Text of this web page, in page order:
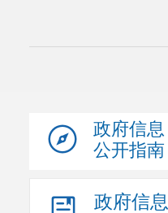
政府信息
公开指南
政府信息